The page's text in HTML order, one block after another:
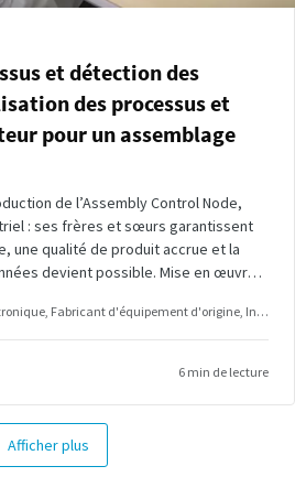
et détection des
des processus et
pour un assemblage
de l’Assembly Control Node,
: ses frères et sœurs garantissent
une qualité de produit accrue et la
devient possible. Mise en œuvre
Focus et visseuse électrique
MicroTorque pour atteindre zéro
Fabricant d'équipement d'origine Industrie automobile
6 min de lecture
Afficher plus